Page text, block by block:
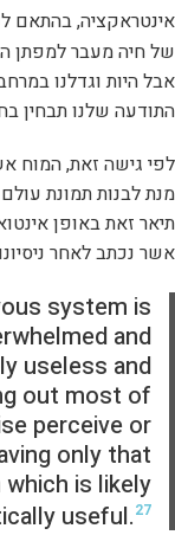
אינטראקציה, בהתאם
של חיה מעבר למפתן
אבל היות וגדלנו
התודעה שלנו תבחין
לפי גישה זאת, המוח
מנת לבנות תמונת
אשר נכתב לאחר
system is
and
useless and
out most of
perceive or
only that
is likely
useful.27